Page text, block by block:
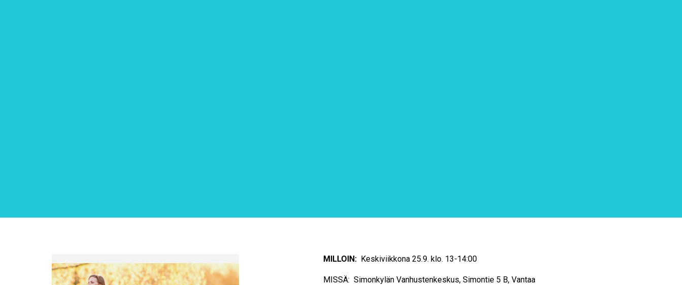
MILLOIN: Keskiviikkona 25.9. klo. 13-14:00
MISSÄ: Simonkylän Vanhustenkeskus, Simontie 5 B, Vantaa